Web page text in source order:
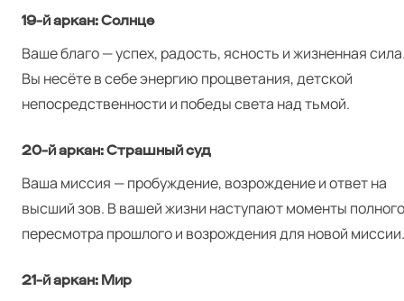
19‑й аркан: Солнце
Ваше благо — успех, радость, ясность и жизненная
Вы несёте в себе энергию процветания, детской
непосредственности и победы света над тьмой.
20‑й аркан: Страшный суд
Ваша миссия — пробуждение, возрождение и ответ на
высший зов. В вашей жизни наступают моменты полного
пересмотра прошлого и возрождения для новой миссии.
21‑й аркан: Мир